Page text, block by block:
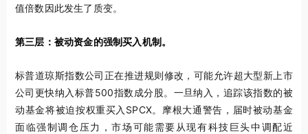
值倍数因此发生了质变。
第三层：被动资金的强制买入机制。
标普道琼斯指数公司正在推进规则修改，可能允许超大型新上市
公司更快纳入标普500指数成分股。一旦纳入，追踪该指数的被
动基金将被迫按权重买入SPCX。摩根大通警告，届时被动基金
面临强制调仓压力，市场可能需要从现有科技巨头中调配近